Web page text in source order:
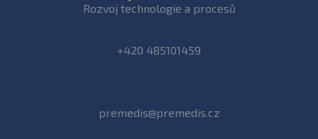
Rozvoj technologie a procesů
+420 485101459
premedis@premedis.cz